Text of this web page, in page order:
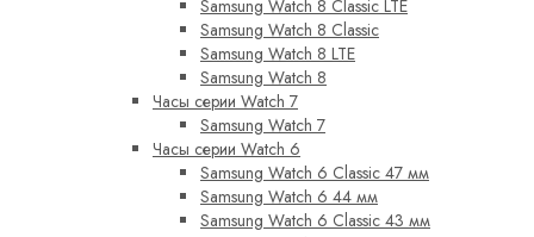
Samsung Watch 8 Classic LTE
Samsung Watch 8 Classic
Samsung Watch 8 LTE
Samsung Watch 8
Часы серии Watch 7
Samsung Watch 7
Часы серии Watch 6
Samsung Watch 6 Classic 47 мм
Samsung Watch 6 44 мм
Samsung Watch 6 Classic 43 мм